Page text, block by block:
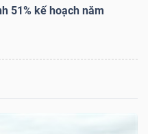
51% kế hoạch năm